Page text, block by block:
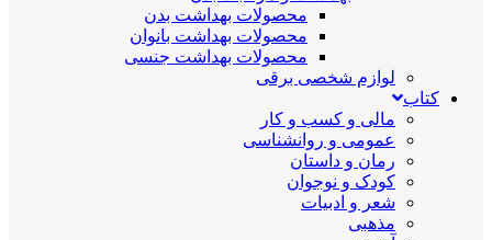
محصولات بهداشت بدن
محصولات بهداشت بانوان
محصولات بهداشت جنسی
لوازم شخصی برقی
کتاب
مالی و کسب و کار
عمومی و روانشناسی
رمان و داستان
کودک و نوجوان
شعر و ادبیات
مذهبی